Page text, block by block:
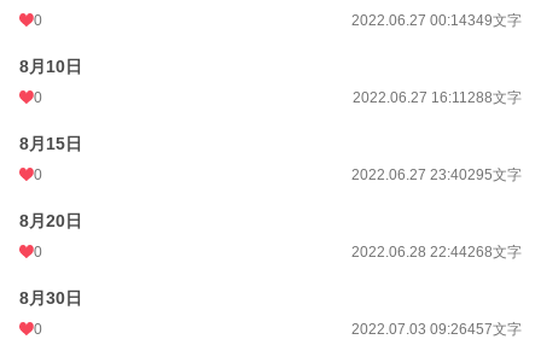
0 2022.06.27 00:14349文字
8月10日
0 2022.06.27 16:11288文字
8月15日
0 2022.06.27 23:40295文字
8月20日
0 2022.06.28 22:44268文字
8月30日
0 2022.07.03 09:26457文字